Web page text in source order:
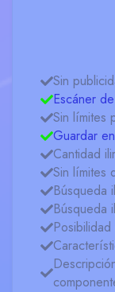
Sin
Escáner
Sin límites
Guardar
Cantidad
Sin límites
Búsqueda
Búsqueda